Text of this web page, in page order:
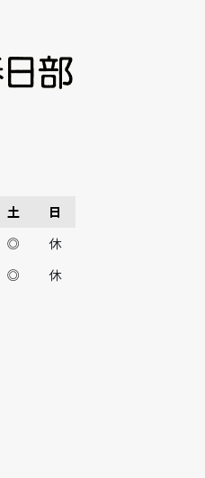
土
日
◎
休
◎
休